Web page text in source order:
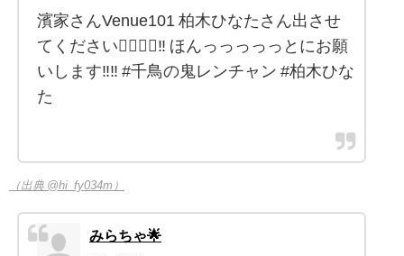
濱家さんVenue101 柏木ひなたさん出させ
てください🙂‍↕️🙂‍↕️‼️ ほんっっっっっとにお願
いします‼️‼️ #千鳥の鬼レンチャン #柏木ひな
た
（出典 @hi_fy034m）
みらちゃ🌟